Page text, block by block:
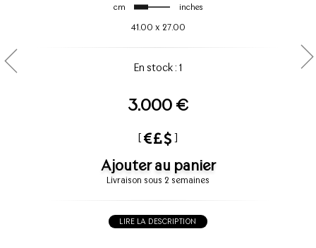
cm inches
41.00 x 27.00
En stock : 1
3.000 €
[ ]
Ajouter au panier
Livraison sous 2 semaines
LIRE LA DESCRIPTION